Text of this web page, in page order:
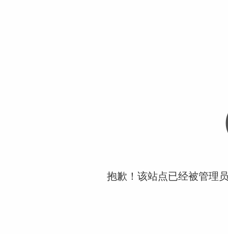
抱歉！该站点已经被管理